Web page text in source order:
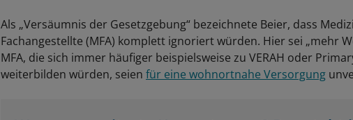
Als „Versäumnis der Gesetzgebung“ bezeichnete Beier, dass
Fachangestellte (MFA) komplett ignoriert würden. Hier sei „mehr
MFA, die sich immer häufiger beispielsweise zu VERAH oder
weiterbilden würden, seien für eine wohnortnahe Versorgung